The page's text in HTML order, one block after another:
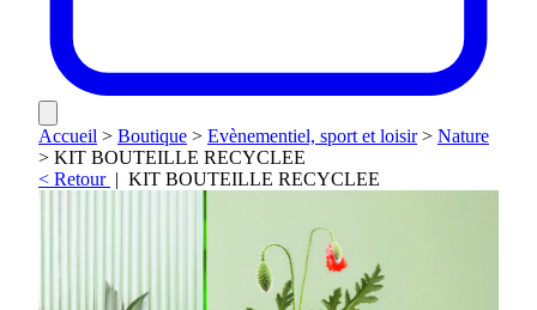
Accueil > Boutique > Evènementiel, sport et loisir> Nature
> KIT BOUTEILLE RECYCLEE
< Retour | KIT BOUTEILLE RECYCLEE